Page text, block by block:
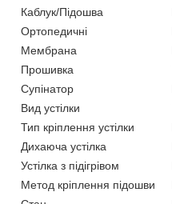
Каблук/Підошва
Ортопедичні
Мембрана
Прошивка
Супінатор
Вид устілки
Тип кріплення устілки
Дихаюча устілка
Устілка з підігрівом
Метод кріплення підошви